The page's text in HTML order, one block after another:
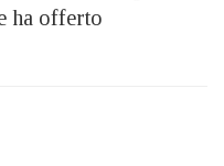
ha offerto